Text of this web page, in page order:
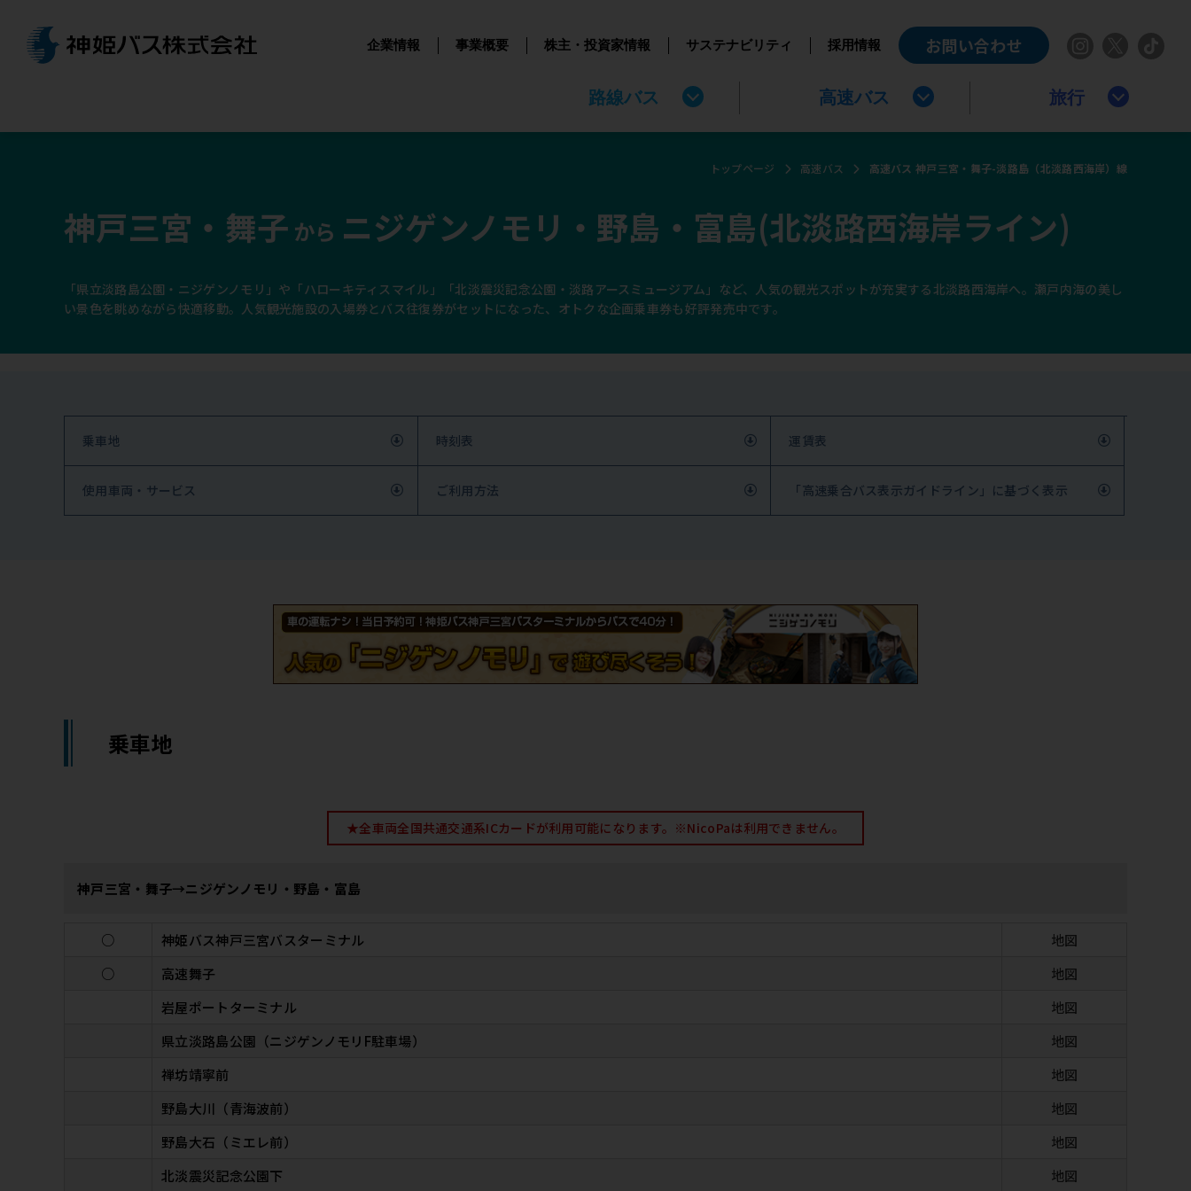
企業情報 事業概要 株主・投資家情報 サステナビリティ 採用情報 お問い合わせ
路線バス 高速バス 旅行
トップページ 高速バス 高速バス 神戸三宮・舞子-淡路島（北淡路西海岸）線
神戸三宮・舞子 から ニジゲンノモリ・野島・富島(北淡路西海岸ライン)
「県立淡路島公園・ニジゲンノモリ」や「ハローキティスマイル」「北淡震災記念公園・淡路アースミュージアム」など、人気の観光スポットが充実する北淡路西海岸へ。瀬戸内海の美し
い景色を眺めながら快適移動。人気観光施設の入場券とバス往復券がセットになった、オトクな企画乗車券も好評発売中です。
乗車地 時刻表 運賃表
使用車両・サービス ご利用方法 「高速乗合バス表示ガイドライン」に基づく表示
乗車地
★全車両全国共通交通系ICカードが利用可能になります。※NicoPaは利用できません。
神戸三宮・舞子→ニジゲンノモリ・野島・富島
○ 神姫バス神戸三宮バスターミナル
地図
○
高速舞子
地図
岩屋ポートターミナル
地図
県立淡路島公園（ニジゲンノモリF駐車場）
地図
禅坊靖寧前
地図
野島大川（青海波前）
地図
野島大石（ミエレ前）
地図
北淡震災記念公園下
地図